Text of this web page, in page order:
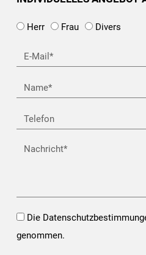
Herr Frau Divers
Name
Telefon
Nachricht
Opt-
In*
Die
genommen.